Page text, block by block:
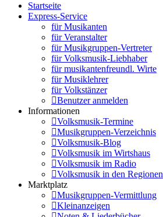
Startseite
Express-Service
für Musikanten
für Veranstalter
für Musikgruppen-Vertreter
für Volksmusik-Liebhaber
für musikantenfreundl. Wirte
für Musiklehrer
für Volkstänzer
Benutzer anmelden
Informationen
Volksmusik-Termine
Musikgruppen-Verzeichnis
Volksmusik-Blog
Volksmusik im Wirtshaus
Volksmusik im Radio
Volksmusik in den Regionen
Marktplatz
Musikgruppen-Vermittlung
Kleinanzeigen